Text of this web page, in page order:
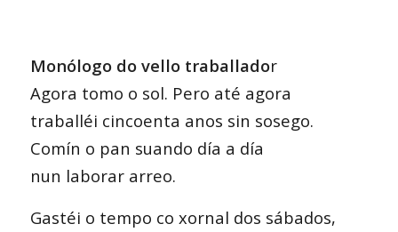
Monólogo do vello traballador
Agora tomo o sol. Pero até agora
traballéi cincoenta anos sin sosego.
Comín o pan suando día a día
nun laborar arreo.
Gastéi o tempo co xornal dos sábados,